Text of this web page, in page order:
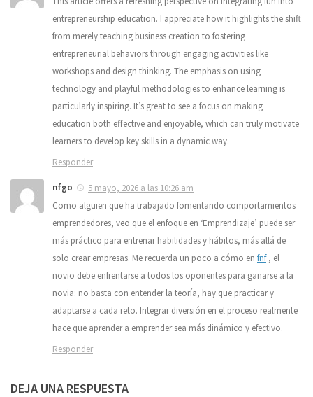
entrepreneurship education. I appreciate how it highlights the shift
from merely teaching business creation to fostering
entrepreneurial behaviors through engaging activities like
workshops and design thinking. The emphasis on using
technology and playful methodologies to enhance learning is
particularly inspiring. It’s great to see a focus on making
education both effective and enjoyable, which can truly motivate
learners to develop key skills in a dynamic way.
Responder
nfgo
5 mayo, 2026 a las 10:26 am
Como alguien que ha trabajado fomentando comportamientos
emprendedores, veo que el enfoque en ‘Emprendizaje’ puede ser
más práctico para entrenar habilidades y hábitos, más allá de
solo crear empresas. Me recuerda un poco a cómo en fnf, el
novio debe enfrentarse a todos los oponentes para ganarse a la
novia: no basta con entender la teoría, hay que practicar y
adaptarse a cada reto. Integrar diversión en el proceso realmente
hace que aprender a emprender sea más dinámico y efectivo.
Responder
DEJA UNA RESPUESTA